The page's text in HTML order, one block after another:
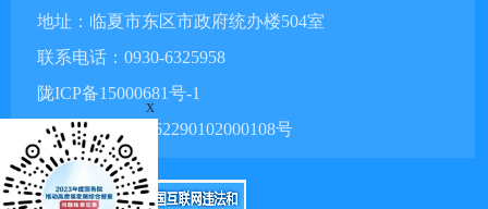
地址：临夏市东区市政府统办楼504室
联系电话：0930-6325958
陇ICP备15000681号-1
甘公网安备 62290102000108号
x